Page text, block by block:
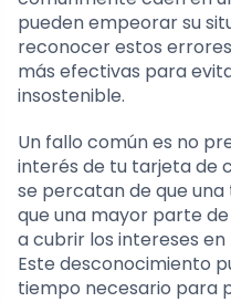
pueden empeorar su
reconocer estos
más efectivas para
insostenible.
Un fallo común es no
interés de tu tarjeta de
se percatan de que
que una mayor parte
a cubrir los intereses
Este desconocimiento
tiempo necesario para